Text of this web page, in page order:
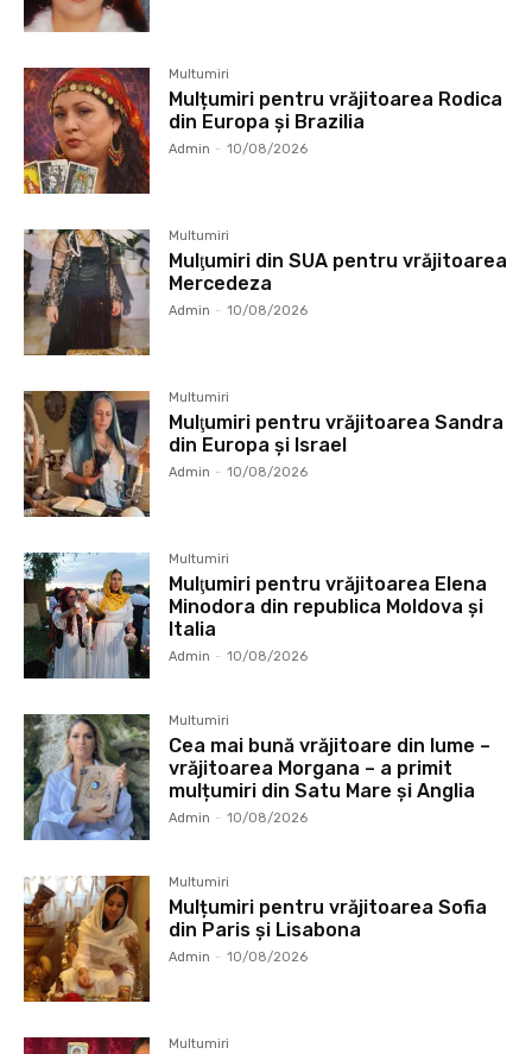
Multumiri
Mulțumiri pentru vrăjitoarea Rodica
din Europa și Brazilia
Admin - 10/08/2026
Multumiri
Mulţumiri din SUA pentru vrăjitoarea
Mercedeza
Admin - 10/08/2026
Multumiri
Mulţumiri pentru vrăjitoarea Sandra
din Europa și Israel
Admin - 10/08/2026
Multumiri
Mulţumiri pentru vrăjitoarea Elena
Minodora din republica Moldova și
Italia
Admin - 10/08/2026
Multumiri
Cea mai bună vrăjitoare din lume –
vrăjitoarea Morgana – a primit
mulțumiri din Satu Mare și Anglia
Admin - 10/08/2026
Multumiri
Mulțumiri pentru vrăjitoarea Sofia
din Paris și Lisabona
Admin - 10/08/2026
Multumiri